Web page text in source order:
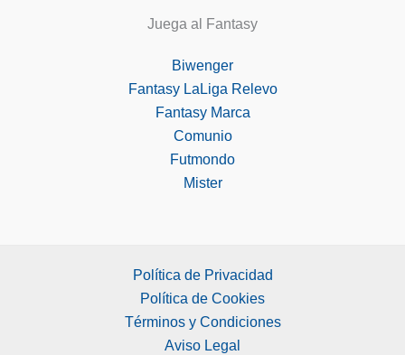
Juega al Fantasy
Biwenger
Fantasy LaLiga Relevo
Fantasy Marca
Comunio
Futmondo
Mister
Política de Privacidad
Política de Cookies
Términos y Condiciones
Aviso Legal